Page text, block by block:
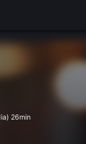
26min